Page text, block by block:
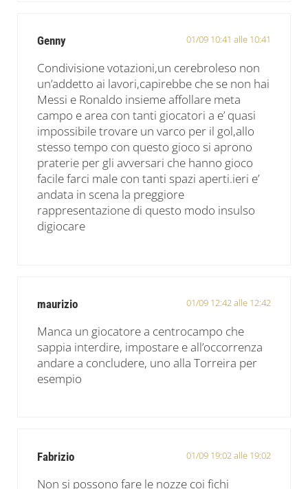
Genny 01/09 10:41 alle 10:41
Condivisione votazioni,un cerebroleso non
un’addetto ai lavori,capirebbe che se non hai
Messi e Ronaldo insieme affollare meta
campo e area con tanti giocatori a e’ quasi
impossibile trovare un varco per il gol,allo
stesso tempo con questo gioco si aprono
praterie per gli avversari che hanno gioco
facile farci male con tanti spazi aperti.ieri e’
andata in scena la preggiore
rappresentazione di questo modo insulso
digiocare
maurizio 01/09 12:42 alle 12:42
Manca un giocatore a centrocampo che
sappia interdire, impostare e all’occorrenza
andare a concludere, uno alla Torreira per
esempio
Fabrizio 01/09 19:02 alle 19:02
Non si possono fare le nozze coi fichi